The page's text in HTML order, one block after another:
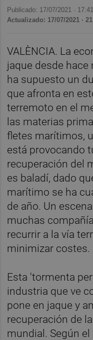
Publicado: 17/07/2021 · 17:41
Actualizado: 17/07/2021 ·
VALÈNCIA. La
jaque desde
ha supuesto un
que afronta en
terremoto en el
las materias
fletes marítimos,
está provocando
recuperación del
es baladí, dado
marítimo se ha
de año. Un
muchas
recurrir a la vía
minimizar costes.
Esta 'tormenta
industria que ve
pone en jaque y
recuperación de
mundial. Según el